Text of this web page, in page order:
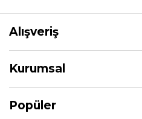
Alışveriş
Kurumsal
Popüler